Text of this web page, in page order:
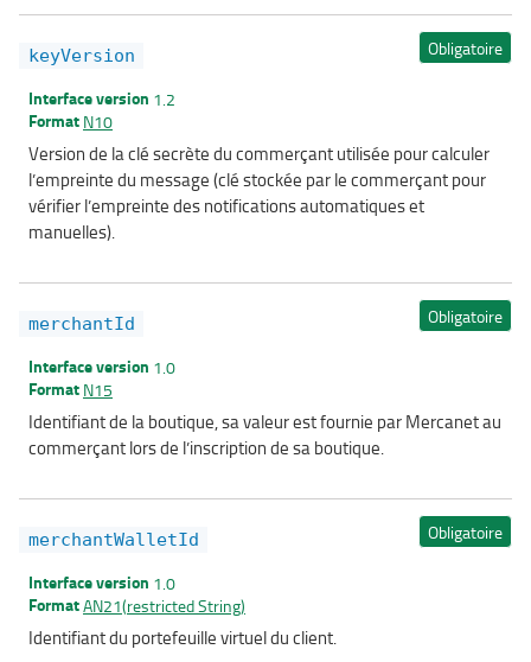
keyVersion Obligatoire
Interface version 1.2
Format N10
Version de la clé secrète du commerçant utilisée pour calculer
l’empreinte du message (clé stockée par le commerçant pour
vérifier l’empreinte des notifications automatiques et
manuelles).
merchantId Obligatoire
Interface version 1.0
Format N15
Identifiant de la boutique, sa valeur est fournie par Mercanet au
commerçant lors de l’inscription de sa boutique.
merchantWalletId Obligatoire
Interface version 1.0
FormatAN21(restricted String)
Identifiant du portefeuille virtuel du client.